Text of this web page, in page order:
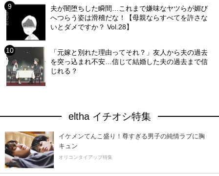
夫が闇堕ちした瞬間…これまで嫌味なヤツらが媚び
へつらう姿は滑稽だな！【母親ならすべてを許さな
いとダメですか？ Vol.28】
「元嫁と別れた理由ってそれ？」友人から夫の過去
を突っ込まれ不安…信じて結婚した夫の過去まで信
じれる？
eltha イチオシ特集
イケメンてんこ盛り！尊すぎる男子の純情ラブに胸
キュン
オリコンタイアップ特集